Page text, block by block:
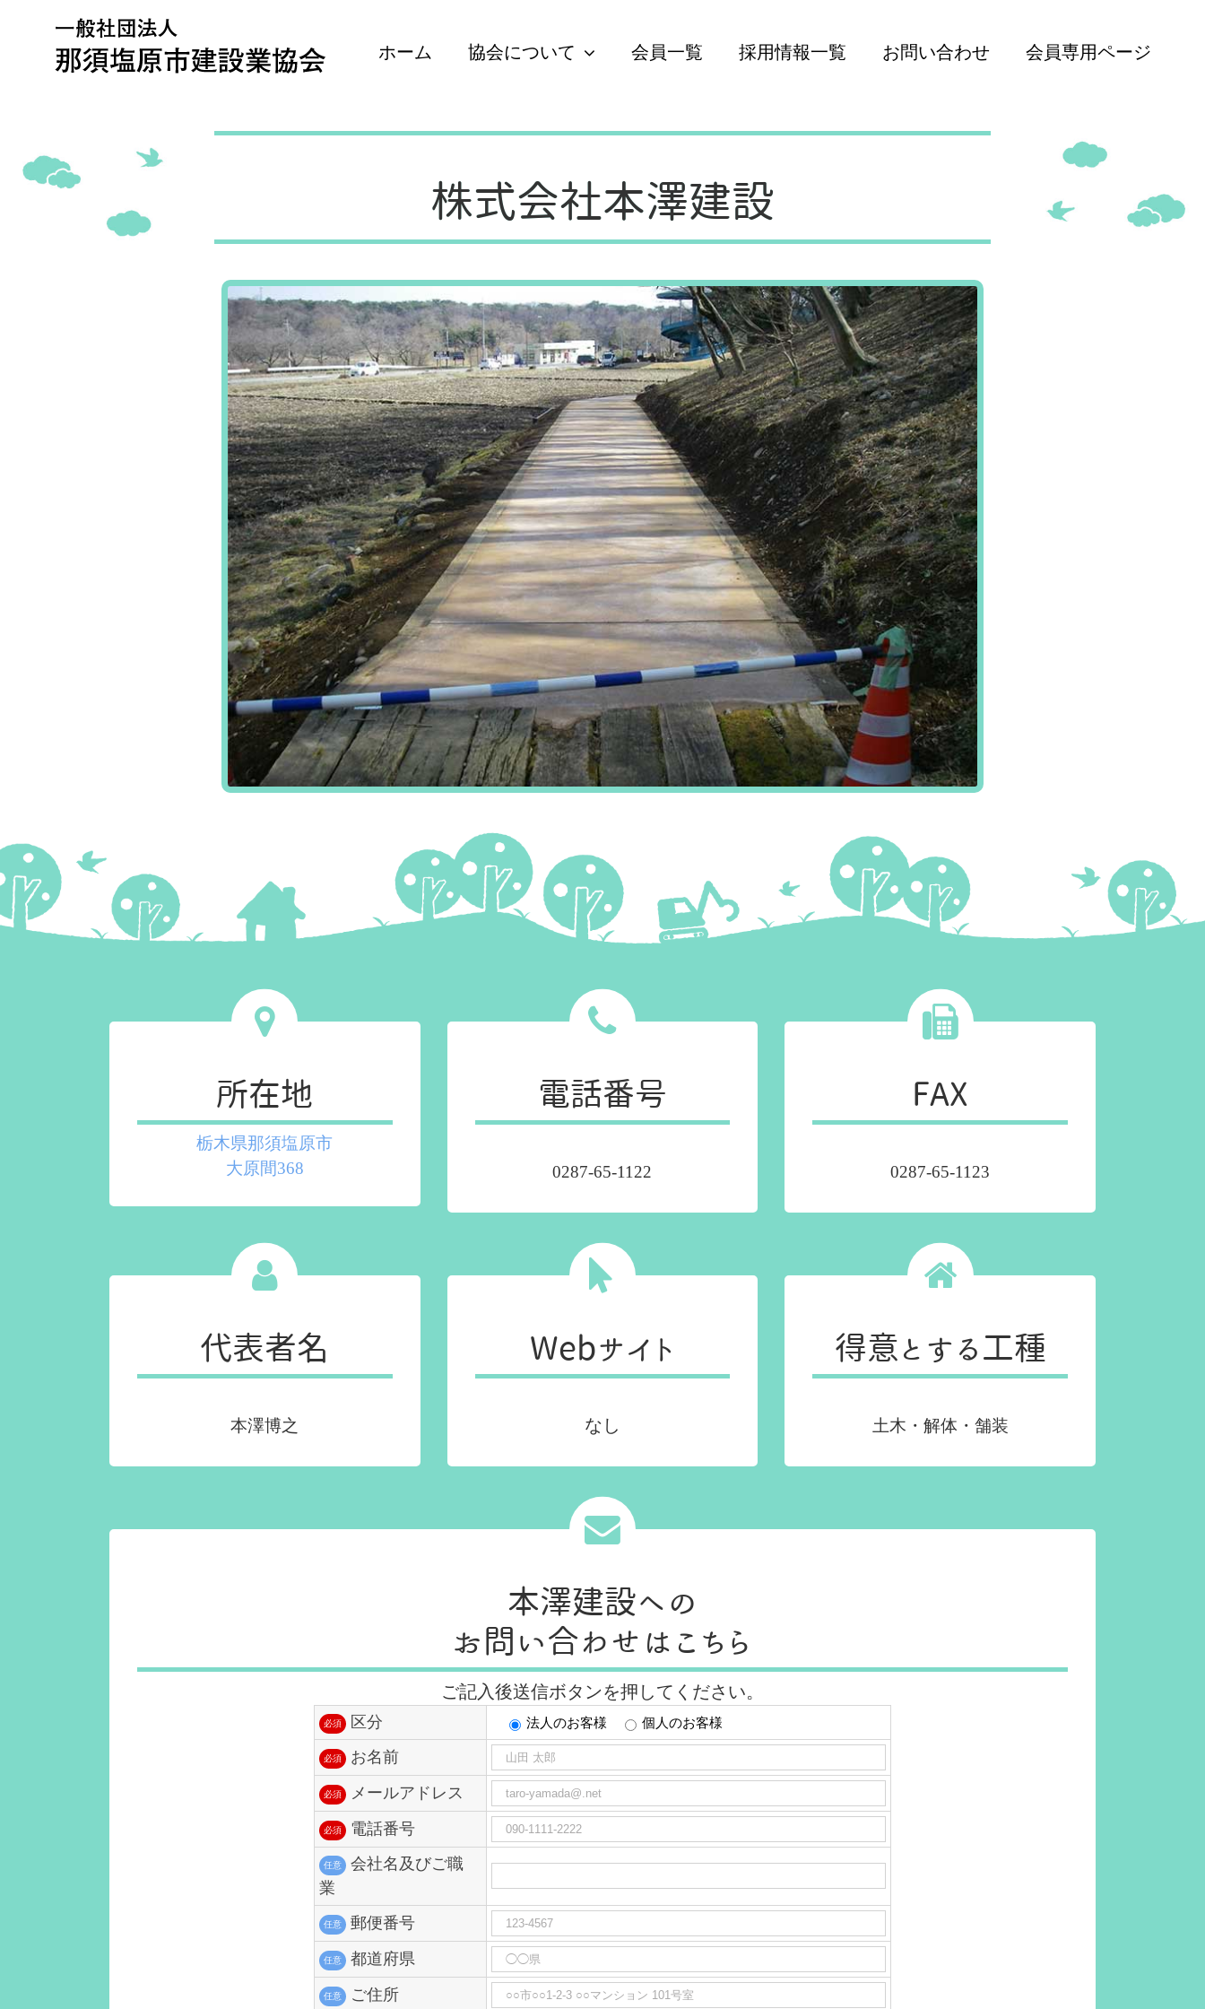
ホーム 協会について 会員一覧 採用情報一覧 お問い合わせ 会員専用ページ
株式会社本澤建設
所在地
栃木県那須塩原市
大原間368
電話番号
0287-65-1122
FAX
0287-65-1123
代表者名
本澤博之
Webサイト
なし
得意とする工種
土木・解体・舗装
本澤建設への
お問い合わせはこちら
ご記入後送信ボタンを押してください。
必須 区分 法人のお客様 個人のお客様
必須 お名前
必須 メールアドレス
必須 電話番号
任意
会社名及びご職
業
任意 郵便番号
任意 都道府県
任意 ご住所